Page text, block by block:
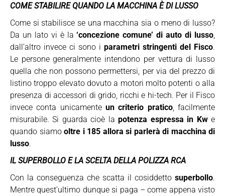
COME STABILIRE QUANDO LA MACCHINA È DI LUSSO
Come si stabilisce se una macchina sia o meno di lusso?
Da un lato vi è la ‘concezione comune’ di auto di lusso,
dall’altro invece ci sono i parametri stringenti del Fisco.
Le persone generalmente intendono per vettura di lusso
quella che non possono permettersi, per via del prezzo di
listino troppo elevato dovuto a motori molto potenti o alla
presenza di accessori di grido, ricchi e hi-tech. Per il Fisco
invece conta unicamente un criterio pratico, facilmente
misurabile. Si guarda cioè lapotenza espressa in Kwe
quando siamo oltre i 185 allora si parlerà di macchina di
lusso.
IL SUPERBOLLO E LA SCELTA DELLA POLIZZA RCA
Con la conseguenza che scatta il cosiddetto superbollo.
Mentre quest’ultimo dunque si paga – come appena visto